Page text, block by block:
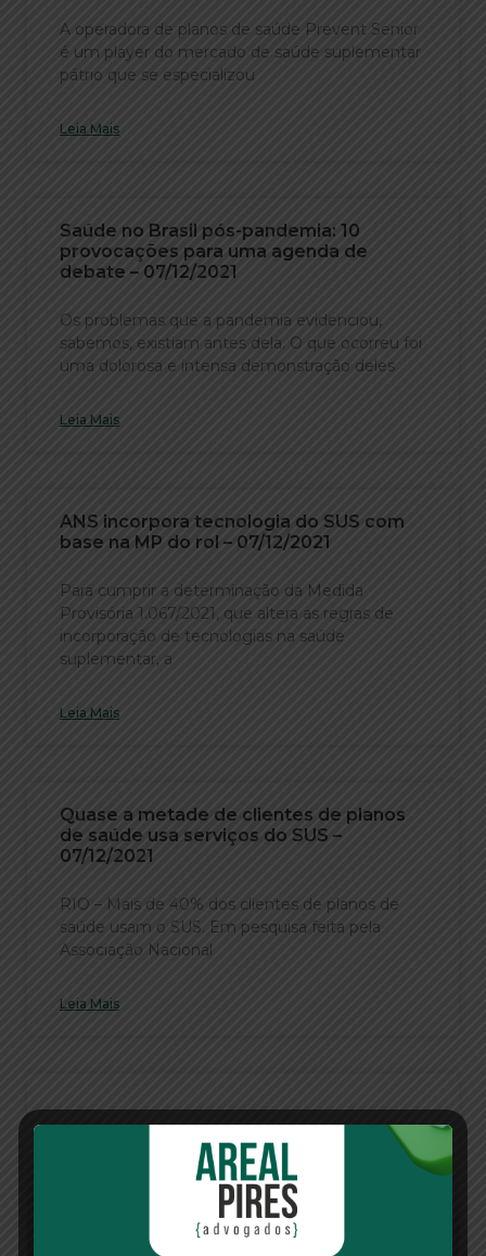
A operadora de planos de saúde Prevent Senior
é um player do mercado de saúde suplementar
pátrio que se especializou
Leia Mais
Saúde no Brasil pós-pandemia: 10
provocações para uma agenda de
debate – 07/12/2021
Os problemas que a pandemia evidenciou,
sabemos, existiam antes dela. O que ocorreu foi
uma dolorosa e intensa demonstração deles
Leia Mais
ANS incorpora tecnologia do SUS com
base na MP do rol – 07/12/2021
Para cumprir a determinação da Medida
Provisória 1.067/2021, que altera as regras de
incorporação de tecnologias na saúde
suplementar, a
Leia Mais
Quase a metade de clientes de planos
de saúde usa serviços do SUS –
07/12/2021
RIO – Mais de 40% dos clientes de planos de
saúde usam o SUS. Em pesquisa feita pela
Associação Nacional
Leia Mais